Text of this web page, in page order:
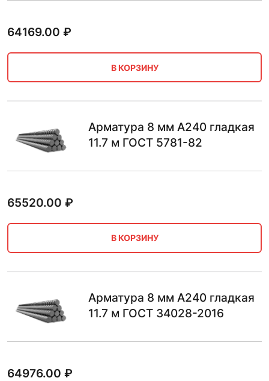
64169.00 ₽
В КОРЗИНУ
Арматура 8 мм А240 гладкая
11.7 м ГОСТ 5781-82
65520.00 ₽
В КОРЗИНУ
Арматура 8 мм А240 гладкая
11.7 м ГОСТ 34028-2016
64976.00 ₽